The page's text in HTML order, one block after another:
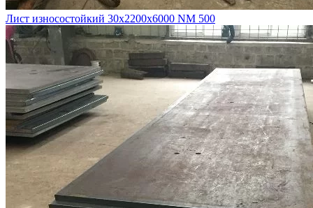
Лист износостойкий 30х2200х6000 NM 500